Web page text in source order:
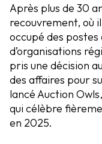
Après plus de 30
recouvrement, où
occupé des
d’organisations
pris une décision
des affaires pour
lancé Auction
qui célèbre
en 2025.